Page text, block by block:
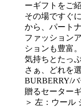
ーギフトをご
その場ですぐ
から、パート
ファッション
ションも豊富
気持ちとたっ
さぁ、どれを
BURBERRY/
贈るセーター
＞ 左：ウール